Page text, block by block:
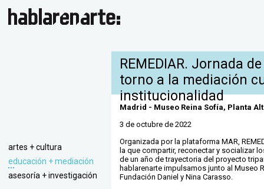
artes + cultura
educación + mediación
asesoría + investigación
REMEDIAR. Jornada
torno a la mediación
institucionalidad
Madrid - Museo Reina Sofía, Planta
3 de octubre de 2022
Organizada por la plataforma MAR,
la que compartir, reconectar y socializar
de un año de trayectoria del proyecto
hablarenarte impulsamos junto al Museo
Fundación Daniel y Nina Carasso.